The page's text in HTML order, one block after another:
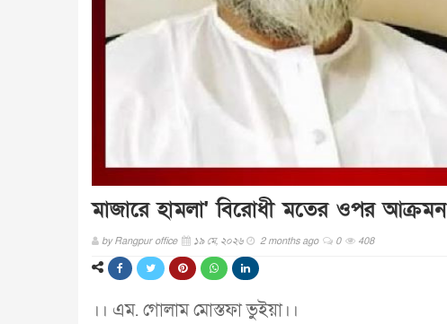
মাজারে হামলা' বিরোধী মতের ওপর আক্রমন
byRangpur office ১৯ মে, ২০২৬ 2 months ago 0 408
।। এম. গোলাম মোস্তফা ভুইয়া।।